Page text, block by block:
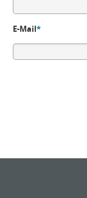
E-Mail*